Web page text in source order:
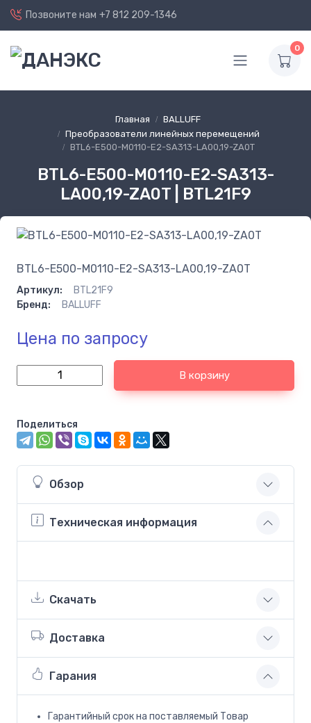
Позвоните нам +7 812 209-1346
0
Главная
BALLUFF
Преобразователи линейных перемещений
BTL6-E500-M0110-E2-SA313-LA00,19-ZA0T
BTL6-E500-M0110-E2-SA313-
LA00,19-ZA0T | BTL21F9
BTL6-E500-M0110-E2-SA313-LA00,19-ZA0T
Артикул:
BTL21F9
Бренд:
BALLUFF
Цена по запросу
В корзину
Поделиться
Обзор
Техническая информация
Скачать
Доставка
Гарания
Гарантийный срок на поставляемый Товар